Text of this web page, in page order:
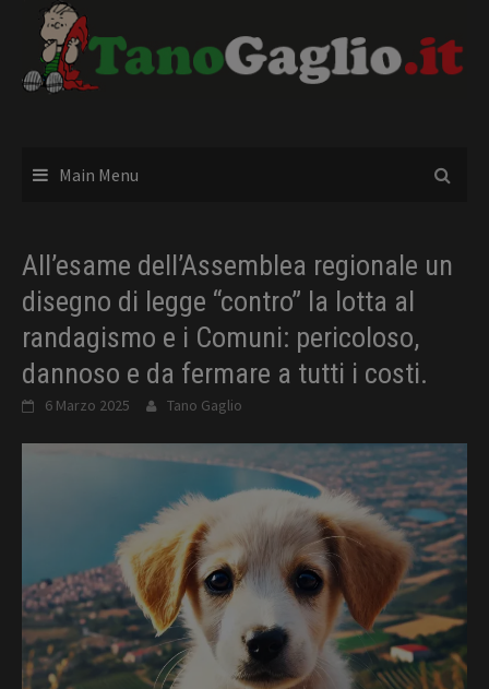
content
Main Menu
All’esame dell’Assemblea regionale un
disegno di legge “contro” la lotta al
randagismo e i Comuni: pericoloso,
dannoso e da fermare a tutti i costi.
6 Marzo 2025 Tano Gaglio